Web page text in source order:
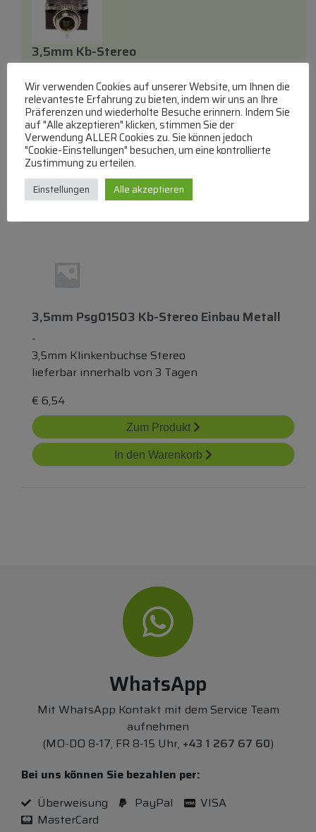
3,5mm Kb-Stereo
3,5mm Klinkenbuchse Stereo
lieferbar innerhalb von 3 Tagen
€8,06
Zum Produkt
In den Warenkorb
3,5mm Psg01503 Kb-Stereo Einbau Metall
-
3,5mm Klinkenbuchse Stereo
lieferbar innerhalb von 3 Tagen
€ 6,54
Zum Produkt
In den Warenkorb
WhatsApp
Mit WhatsApp Kontakt mit dem Service Team
aufnehmen
(MO-DO 8-17, FR 8-15 Uhr, +43 1 267 67 60)
Bei uns können Sie bezahlen per:
Überweisung
PayPal
VISA
MasterCard
Wir verwenden Cookies auf unserer Website, um Ihnen die
relevanteste Erfahrung zu bieten, indem wir uns an Ihre
Präferenzen und wiederholte Besuche erinnern. Indem Sie
auf "Alle akzeptieren" klicken, stimmen Sie der
Verwendung ALLER Cookies zu. Sie können jedoch
"Cookie-Einstellungen" besuchen, um eine kontrollierte
Zustimmung zu erteilen.
Einstellungen Alle akzeptieren